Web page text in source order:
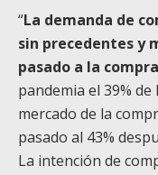
“La demanda de
sin precedentes y
pasado a la
pandemia el 39%
mercado de la
pasado al 43%
La intención de